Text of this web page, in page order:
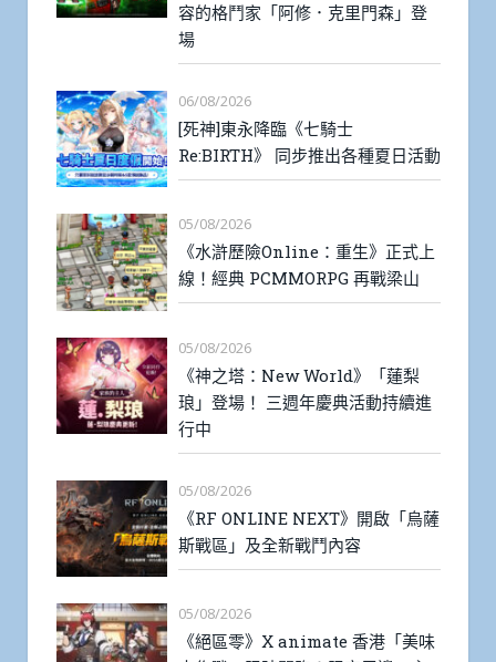
容的格鬥家「阿修．克里門森」登
場
06/08/2026
[死神]東永降臨《七騎士
Re:BIRTH》 同步推出各種夏日活動
05/08/2026
《水滸歷險Online：重生》正式上
線！經典 PCMMORPG 再戰梁山
05/08/2026
《神之塔：New World》「蓮梨
琅」登場！ 三週年慶典活動持續進
行中
05/08/2026
《RF ONLINE NEXT》開啟「烏薩
斯戰區」及全新戰鬥內容
05/08/2026
《絕區零》X animate 香港「美味